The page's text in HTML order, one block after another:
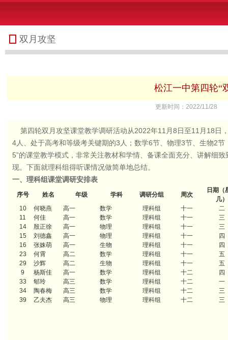
双月攻坚
松江一中第四轮“
更新时间：2022/11/
第四轮双月攻坚课堂教学调研活动从2022年11月8日至11月18日
4人、处于高考和等级考关键期的3人；数学6节、物理3节、生物2
5”的课堂教学模式，非常关注教材和学情、备课全面充分、讲解细
现。下面就理科组得听课情况做简单地总结。
一、理科组课堂调研安排表
序号 姓名 年级 学科 调研分组 周次
日期（
几）
10
何晓燕 高一 数学 理科组 十一
二
11
何佳 高一 数学 理科组 十一
三
14
殷正徐 高一 物理 理科组 十一
三
15
刘德鑫 高一 物理 理科组 十一
四
16
张姝萌 高一 生物 理科组 十一
四
23
何霄 高二 数学 理科组 十一
五
29
沙辉 高二 生物 理科组 十一
五
9
杨斯佳 高一 数学 理科组 十二
四
33
郇玲 高三 数学 理科组 十二
一
34
陶春梅 高三 数学 理科组 十二
三
39
乙夫杰 高三 物理 理科组 十二 三